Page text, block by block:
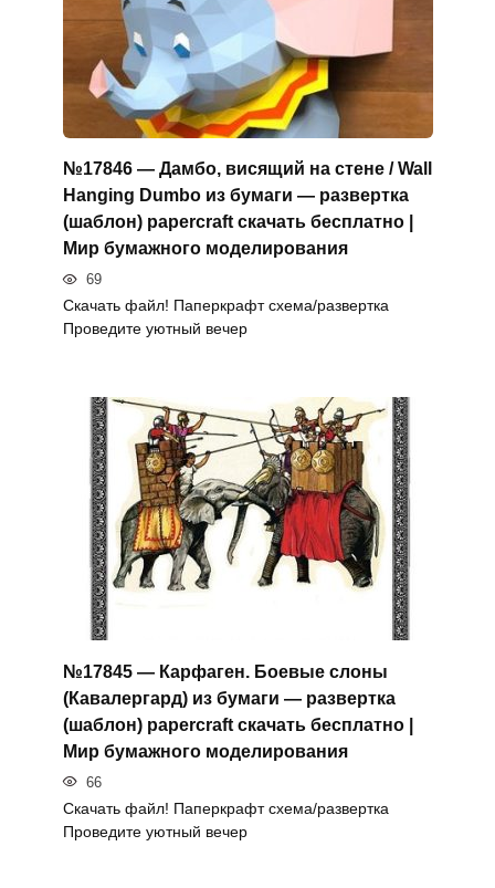
№17846 — Дамбо, висящий на стене / Wall
Hanging Dumbo из бумаги — развертка
(шаблон) papercraft скачать бесплатно |
Мир бумажного моделирования
69
Скачать файл! Паперкрафт схема/развертка
Проведите уютный вечер
№17845 — Карфаген. Боевые слоны
(Кавалергард) из бумаги — развертка
(шаблон) papercraft скачать бесплатно |
Мир бумажного моделирования
66
Скачать файл! Паперкрафт схема/развертка
Проведите уютный вечер